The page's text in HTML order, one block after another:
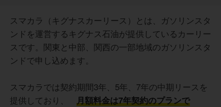
スマカラ（キグナスカーリース）とは、ガソリンスタ
ンドを運営するキグナス石油が提供しているカーリー
スです。関東と中部、関西の一部地域のガソリンスタ
ンドで申し込めます。
スマカラでは契約期間3年、5年、7年の中期リースを
提供しており、
月額料金は7年契約のプランで